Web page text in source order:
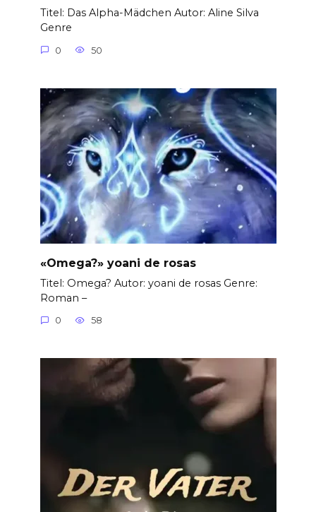
Titel: Das Alpha-Mädchen Autor: Aline Silva
Genre
0 50
«Omega?» yoani de rosas
Titel: Omega? Autor: yoani de rosas Genre:
Roman –
0 58